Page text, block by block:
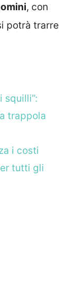
, con
potrà trarre
squilli”:
trappola
i costi
tutti gli